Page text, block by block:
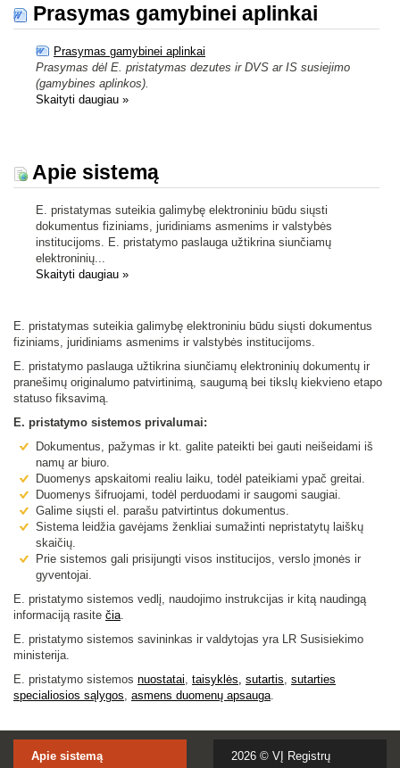
Prasymas gamybinei aplinkai
Prasymas gamybinei aplinkai
Prasymas dėl E. pristatymas dezutes ir DVS ar IS susiejimo
(gamybines aplinkos).
Skaityti daugiau »
Apie sistemą
E. pristatymas suteikia galimybę elektroniniu būdu siųsti
dokumentus fiziniams, juridiniams asmenims ir valstybės
institucijoms. E. pristatymo paslauga užtikrina siunčiamų
elektroninių...
Skaityti daugiau »
E. pristatymas suteikia galimybę elektroniniu būdu siųsti dokumentus
fiziniams, juridiniams asmenims ir valstybės institucijoms.
E. pristatymo paslauga užtikrina siunčiamų elektroninių dokumentų ir
pranešimų originalumo patvirtinimą, saugumą bei tikslų kiekvieno etapo
statuso fiksavimą.
E. pristatymo sistemos privalumai:
Dokumentus, pažymas ir kt. galite pateikti bei gauti neišeidami iš
namų ar biuro.
Duomenys apskaitomi realiu laiku, todėl pateikiami ypač greitai.
Duomenys šifruojami, todėl perduodami ir saugomi saugiai.
Galime siųsti el. parašu patvirtintus dokumentus.
Sistema leidžia gavėjams ženkliai sumažinti nepristatytų laiškų
skaičių.
Prie sistemos gali prisijungti visos institucijos, verslo įmonės ir
gyventojai.
E. pristatymo sistemos vedlį, naudojimo instrukcijas ir kitą naudingą
informaciją rasite čia
E. pristatymo sistemos savininkas ir valdytojas yra LR Susisiekimo
ministerija.
E. pristatymo sistemos nuostatai taisyklės, sutartis sutarties
specialiosios sąlygos asmens duomenų apsauga
Apie sistemą 2026 © VĮ Registrų